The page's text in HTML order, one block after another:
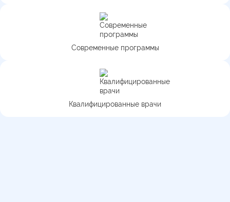
Современные программы
Квалифицированные врачи